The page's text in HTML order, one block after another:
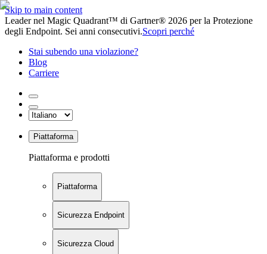
Skip to main content
Leader nel Magic Quadrant™ di Gartner® 2026 per la Protezione
degli Endpoint. Sei anni consecutivi.Scopri perché
Stai subendo una violazione?
Blog
Carriere
Piattaforma
Piattaforma e prodotti
Piattaforma
Sicurezza Endpoint
Sicurezza Cloud